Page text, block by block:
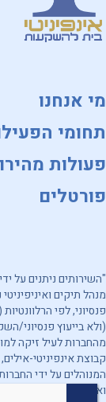
מי אנחנו
תחומי
פעולות
פורטלים
"השירותים ניתנים על
מנהל תיקים
פנסיוני, לפי
(ולא בייעוץ פנסיוני/
מהחברות לעיל זיקה
קבוצת אינפיניטי-
המנוהלים על ידי
ואיניפיניטי ניהול